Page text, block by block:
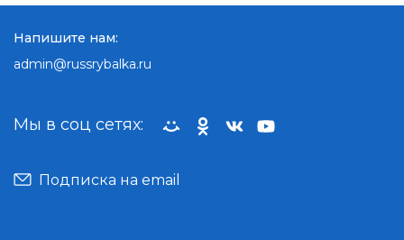
Мы в соц сетях:
Подписка на email
Напишите нам:
admin@russrybalka.ru